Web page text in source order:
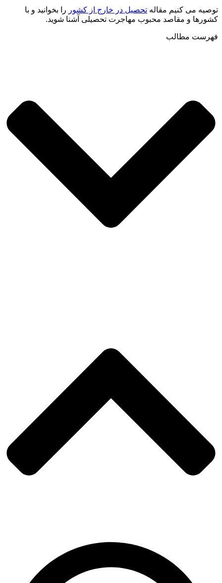
توصیه می کنیم مقاله تحصیل در خارج از کشور را بخوانید و با
کشورها و مقاصد محبوب مهاجرت تحصیلی آشنا شوید.
فهرست مطالب